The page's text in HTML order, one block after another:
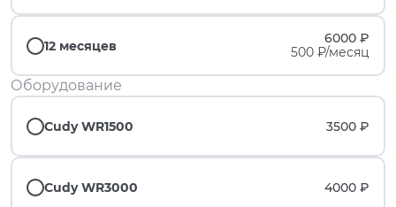
12 месяцев
6000 ₽
500 ₽/месяц
Оборудование
Cudy WR1500 3500 ₽
Cudy WR3000 4000 ₽